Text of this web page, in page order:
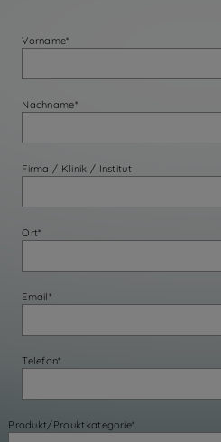
Vorname*
Nachname*
Firma / Klinik / Institut
Ort*
Email*
Telefon*
Produkt/Prouktkategorie*